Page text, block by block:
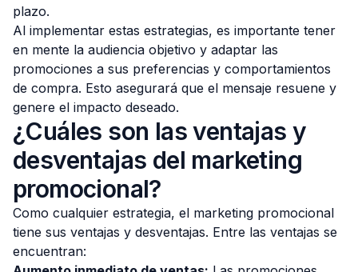
plazo.
Al implementar estas estrategias, es importante tener
en mente la audiencia objetivo y adaptar las
promociones a sus preferencias y comportamientos
de compra. Esto asegurará que el mensaje resuene y
genere el impacto deseado.
¿Cuáles son las ventajas y
desventajas del marketing
promocional?
Como cualquier estrategia, el marketing promocional
tiene sus ventajas y desventajas. Entre las ventajas se
encuentran: